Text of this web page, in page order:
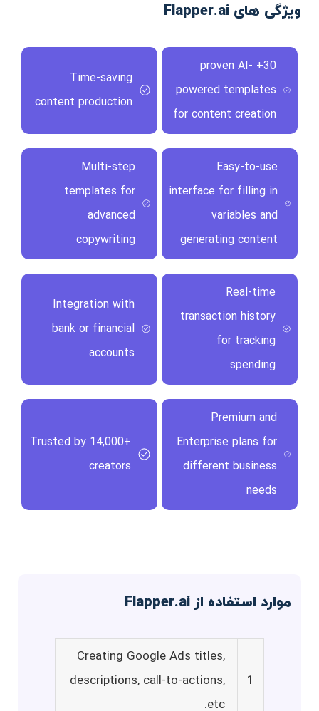
ویژگی های Flapper.ai
30+ proven AI-
powered templates
for content creation
Time-saving
content production
Easy-to-use
interface for filling in
variables and
generating content
Multi-step
templates for
advanced
copywriting
Real-time
transaction history
for tracking
spending
Integration with
bank or financial
accounts
Premium and
Enterprise plans for
different business
needs
Trusted by 14,000+
creators
موارد استفاده از Flapper.ai
1
Creating Google Ads titles,
descriptions, call-to-actions,
etc.